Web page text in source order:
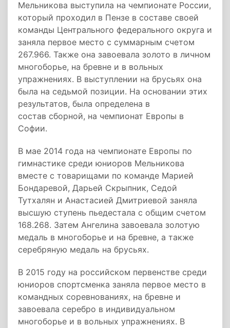
Мельникова выступила на чемпионате России,
который проходил в Пензе в составе своей
команды Центрального федерального округа и
заняла первое место с суммарным счетом
267.966. Также она завоевала золото в личном
многоборье, на бревне и в вольных
упражнениях. В выступлении на брусьях она
была на седьмой позиции. На основании этих
результатов, была определена в
состав сборной, на чемпионат Европы в
Софии.
В мае 2014 года на чемпионате Европы по
гимнастике среди юниоров Мельникова
вместе с товарищами по команде Марией
Бондаревой, Дарьей Скрыпник, Седой
Тутхалян и Анастасией Дмитриевой заняла
высшую ступень пьедестала с общим счетом
168.268. Затем Ангелина завоевала золотую
медаль в многоборье и на бревне, а также
серебряную медаль на брусьях.
В 2015 году на российском первенстве среди
юниоров спортсменка заняла первое место в
командных соревнованиях, на бревне и
завоевала серебро в индивидуальном
многоборье и в вольных упражнениях. В